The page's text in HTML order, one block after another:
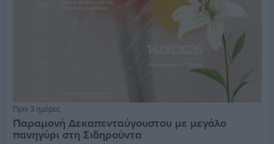
Πριν 3 ημέρες
Παραμονή Δεκαπενταύγουστου με μεγάλο
πανηγύρι στη Σιδηρούντα